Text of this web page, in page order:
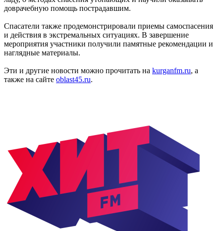
доврачебную помощь пострадавшим.
Спасатели также продемонстрировали приемы самоспасения
и действия в экстремальных ситуациях. В завершение
мероприятия участники получили памятные рекомендации и
наглядные материалы.
Эти и другие новости можно прочитать на kurganfm.ru, а
также на сайте oblast45.ru.